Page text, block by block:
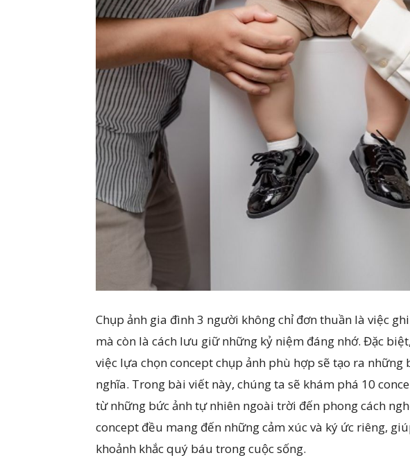
Chụp ảnh gia đình 3 người không chỉ đơn thuần là việc
mà còn là cách lưu giữ những kỷ niệm đáng nhớ. Đặc
việc lựa chọn concept chụp ảnh phù hợp sẽ tạo ra những
nghĩa. Trong bài viết này, chúng ta sẽ khám phá 10
từ những bức ảnh tự nhiên ngoài trời đến phong cách
concept đều mang đến những cảm xúc và ký ức riêng,
khoảnh khắc quý báu trong cuộc sống.